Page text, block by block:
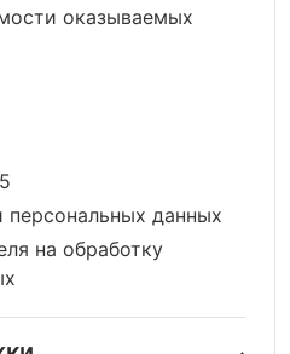
оказываемых
персональных данных
на обработку